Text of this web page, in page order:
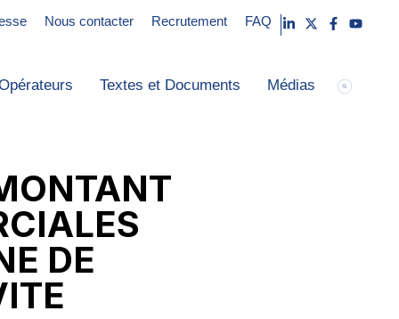
Nous contacter Recrutement FAQ
Textes et Documents Médias
DE